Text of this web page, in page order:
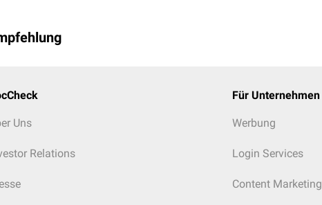
Uns
Relations
Für Unternehmen
Werbung
Login Services
Content Marketing